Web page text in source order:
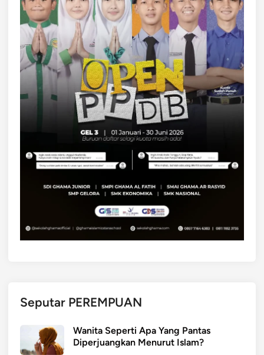
L
U
H
U
R
B
A
N
G
S
I
D
O
N
E
N
G
Seputar PEREMPUAN
Wanita Seperti Apa Yang Pantas
Diperjuangkan Menurut Islam?